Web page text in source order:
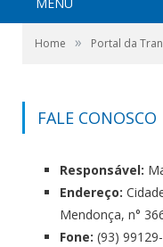
MENU
Home » Portal da
FALE CONOSCO
Responsável:
Endereço:
Mendonça, n°
Fone: (93)